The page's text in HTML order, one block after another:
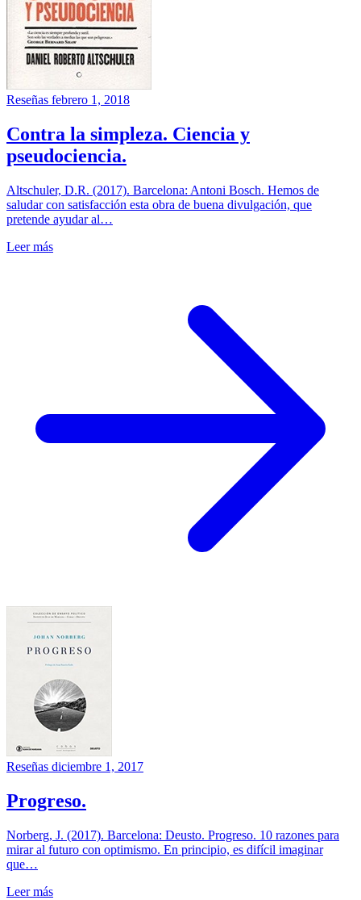
Reseñas febrero 1, 2018
Contra la simpleza. Ciencia y
pseudociencia.
Altschuler, D.R. (2017). Barcelona: Antoni Bosch. Hemos de
saludar con satisfacción esta obra de buena divulgación, que
pretende ayudar al…
Leer más
Reseñas diciembre 1, 2017
Progreso.
Norberg, J. (2017). Barcelona: Deusto. Progreso. 10 razones para
mirar al futuro con optimismo. En principio, es difícil imaginar
que…
Leer más